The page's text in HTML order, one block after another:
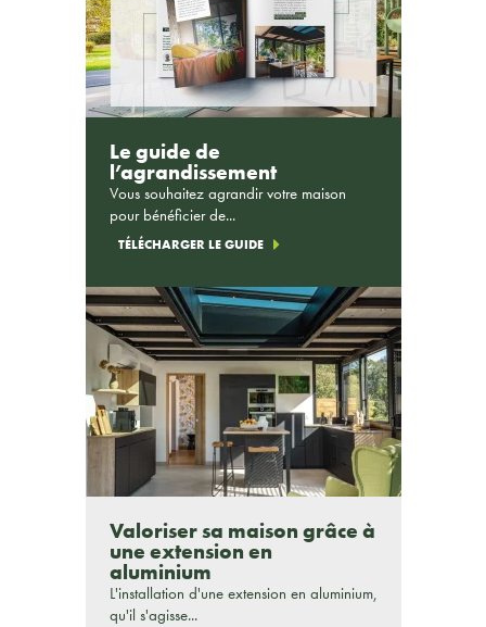
Le guide de
l’agrandissement
Vous souhaitez agrandir votre maison
pour bénéficier de...
TÉLÉCHARGER LE GUIDE
Valoriser sa maison grâce à
une extension en
aluminium
L'installation d'une extension en aluminium,
qu'il s'agisse...